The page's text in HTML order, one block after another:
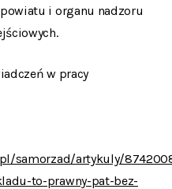
i organu nadzoru
w pracy
samorzad/artykuly/
to-prawny-pat-bez-